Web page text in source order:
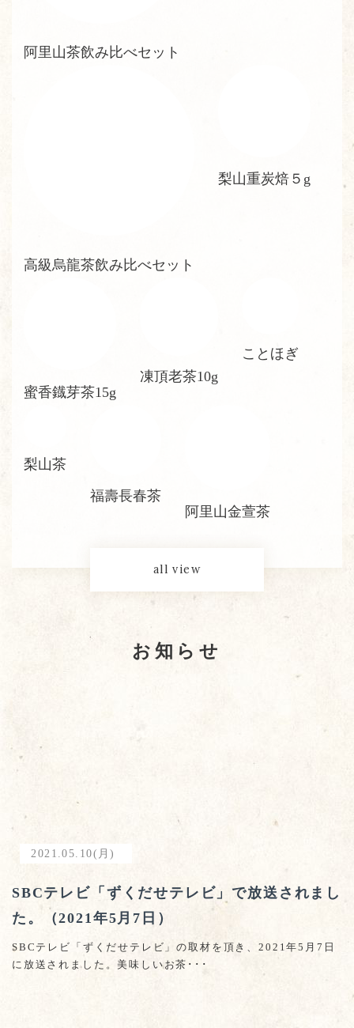
阿里山茶飲み比べセット
高級烏龍茶飲み比べセット
梨山重炭焙５g
蜜香鐡芽茶15g
凍頂老茶10g
ことほぎ
梨山茶
福壽長春茶
阿里山金萱茶
all view
お知らせ
2021.05.10(月)
SBCテレビ「ずくだせテレビ」で放送されまし
た。（2021年5月7日）
SBCテレビ「ずくだせテレビ」の取材を頂き、2021年5月7日
に放送されました。美味しいお茶･･･